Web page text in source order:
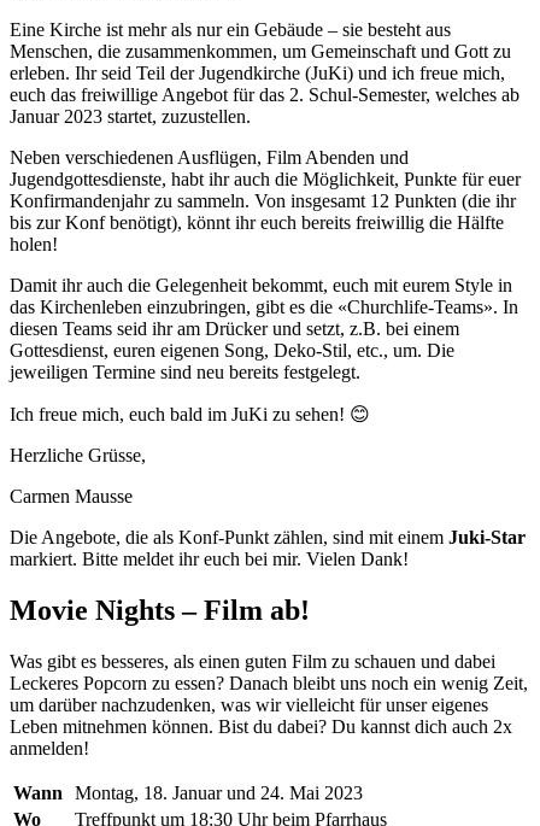
Eine Kirche ist mehr als nur ein Gebäude – sie besteht aus
Menschen, die zusammenkommen, um Gemeinschaft und Gott zu
erleben. Ihr seid Teil der Jugendkirche (JuKi) und ich freue mich,
euch das freiwillige Angebot für das 2. Schul-Semester, welches ab
Januar 2023 startet, zuzustellen.
Neben verschiedenen Ausflügen, Film Abenden und
Jugendgottesdienste, habt ihr auch die Möglichkeit, Punkte für euer
Konfirmandenjahr zu sammeln. Von insgesamt 12 Punkten (die ihr
bis zur Konf benötigt), könnt ihr euch bereits freiwillig die Hälfte
holen!
Damit ihr auch die Gelegenheit bekommt, euch mit eurem Style in
das Kirchenleben einzubringen, gibt es die «Churchlife-Teams». In
diesen Teams seid ihr am Drücker und setzt, z.B. bei einem
Gottesdienst, euren eigenen Song, Deko-Stil, etc., um. Die
jeweiligen Termine sind neu bereits festgelegt.
Ich freue mich, euch bald im JuKi zu sehen! 😊
Herzliche Grüsse,
Carmen Mausse
Die Angebote, die als Konf-Punkt zählen, sind mit einem Juki-Star
markiert. Bitte meldet ihr euch bei mir. Vielen Dank!
Movie Nights – Film ab!
Was gibt es besseres, als einen guten Film zu schauen und dabei
Leckeres Popcorn zu essen? Danach bleibt uns noch ein wenig Zeit,
um darüber nachzudenken, was wir vielleicht für unser eigenes
Leben mitnehmen können. Bist du dabei? Du kannst dich auch 2x
anmelden!
Wann
Montag, 18. Januar und 24. Mai 2023
Wo
Treffpunkt um 18:30 Uhr beim Pfarrhaus